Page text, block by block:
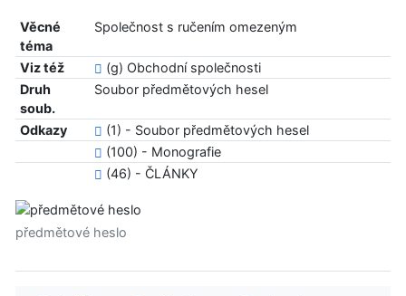
Věcné
téma
Společnost s ručením omezeným
Viz též
(g) Obchodní společnosti
Druh
soub.
Soubor předmětových hesel
Odkazy
(1) - Soubor předmětových hesel
(100) - Monografie
(46) - ČLÁNKY
předmětové heslo